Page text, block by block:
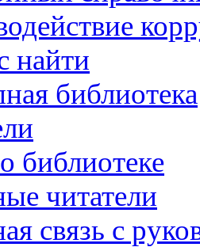
найти
библиотека
библиотеке
читатели
связь с